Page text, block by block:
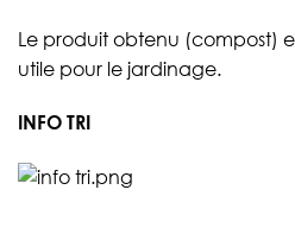
Le produit obtenu (compost)
utile pour le jardinage.
INFO TRI